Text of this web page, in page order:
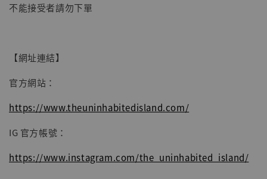
不能接受者請勿下單
【網址連結】
官方網站：
https://www.theuninhabitedisland.com/
IG 官方帳號：
https://www.instagram.com/the_uninhabited_island/